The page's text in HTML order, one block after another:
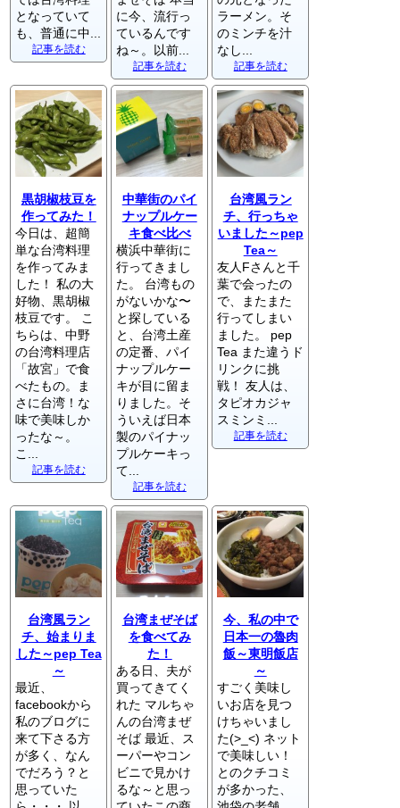
となっていて
も、普通に中...
記事を読む
に今、流行っ
ているんです
ね～。以前...
記事を読む
ラーメン。そ
のミンチを汁
なし...
記事を読む
黒胡椒枝豆を
作ってみた！
今日は、超簡
単な台湾料理
を作ってみま
した！ 私の大
好物、黒胡椒
枝豆です。 こ
ちらは、中野
の台湾料理店
「故宮」で食
べたもの。ま
さに台湾！な
味で美味しか
ったな～。
こ...
記事を読む
中華街のパイ
ナップルケー
キ食べ比べ
横浜中華街に
行ってきまし
た。 台湾もの
がないかな〜
と探している
と、台湾土産
の定番、パイ
ナップルケー
キが目に留ま
りました。そ
ういえば日本
製のパイナッ
プルケーキっ
て...
記事を読む
台湾風ラン
チ、行っちゃ
いました～pep
Tea～
友人Fさんと千
葉で会ったの
で、またまた
行ってしまい
ました。 pep
Tea また違うド
リンクに挑
戦！ 友人は、
タピオカジャ
スミンミ...
記事を読む
台湾風ラン
チ、始まりま
した～pep Tea
～
最近、
facebookから
私のブログに
来て下さる方
が多く、なん
でだろう？と
思っていた
台湾まぜそば
を食べてみ
た！
ある日、夫が
買ってきてく
れた マルちゃ
んの台湾まぜ
そば 最近、ス
ーパーやコン
ビニで見かけ
るな～と思っ
今、私の中で
日本一の魯肉
飯～東明飯店
～
すごく美味し
いお店を見つ
けちゃいまし
た(>_<) ネット
で美味しい！
とのクチコミ
が多かった、